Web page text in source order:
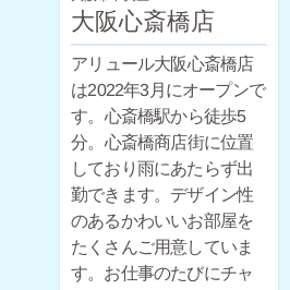
大阪心斎橋店
アリュール大阪心斎橋店
は2022年3月にオープンで
す。心斎橋駅から徒歩5
分。心斎橋商店街に位置
しており雨にあたらず出
勤できます。デザイン性
のあるかわいいお部屋を
たくさんご用意していま
す。お仕事のたびにチャ